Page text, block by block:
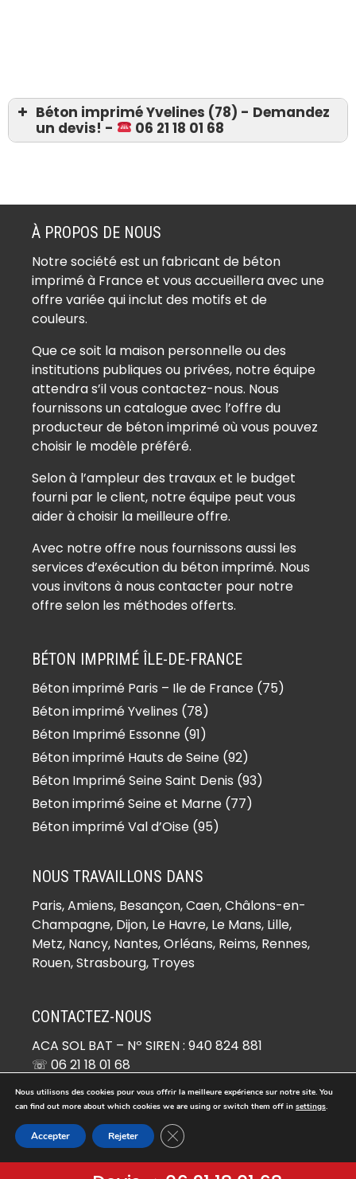
Béton imprimé Yvelines (78) - Demandez
un devis! -
06 21 18 01 68
Béton imprimé Ablis (78660)
Béton imprimé Achères (78260)
Béton imprimé Adainville (78113)
Béton imprimé Aigremont (78240)
Béton imprimé Allainville (78660)
Béton imprimé Andelu (78770)
Béton imprimé Arnouville-lès-
Mantes (78790)
Béton imprimé Aubergenville
(78410)
Béton imprimé Auffargis (78610)
Béton imprimé Auffreville-Brasseuil
(78930)
Béton imprimé Aulnay-sur-Mauldre
Béton imprimé Auteuil (78770)
Béton imprimé Autouillet (78770)
Béton imprimé Bailly (78870)
Béton imprimé Bazemont (78580)
Béton imprimé Bazoches-sur-
Guyonne (78490)
Béton imprimé Béhoust (78910)
Béton imprimé Bennecourt (78270)
Béton imprimé Beynes (78650)
Béton imprimé Blaru (78270)
Béton imprimé Boinville-en-Mantois
(78930)
(78660)
Béton imprimé Bois-d’Arcy (78390)
Béton imprimé Boissets (78910)
Béton imprimé Boissy-Mauvoisin
(78490)
Béton imprimé Bonnelles (78830)
Béton imprimé Bonnières-sur-Seine
(78270)
Béton imprimé Bouafle (78410)
Béton imprimé Bougival (78380)
Béton imprimé Bourdonné (78113)
À PROPOS DE NOUS
Notre société est un fabricant de béton
imprimé à France et vous accueillera avec une
offre variée qui inclut des motifs et de
couleurs.
Que ce soit la maison personnelle ou des
institutions publiques ou privées, notre équipe
attendra s’il vous contactez-nous. Nous
fournissons un catalogue avec l’offre du
producteur de béton imprimé où vous pouvez
choisir le modèle préféré.
Selon à l’ampleur des travaux et le budget
fourni par le client, notre équipe peut vous
aider à choisir la meilleure offre.
Avec notre offre nous fournissons aussi les
services d’exécution du béton imprimé. Nous
vous invitons à nous contacter pour notre
offre selon les méthodes offerts.
BÉTON IMPRIMÉ ÎLE-DE-FRANCE
Béton imprimé Paris – Ile de France (75)
Béton imprimé Yvelines (78)
Béton Imprimé Essonne (91)
Béton imprimé Hauts de Seine (92)
Béton Imprimé Seine Saint Denis (93)
Beton imprimé Seine et Marne (77)
Béton imprimé Val d’Oise (95)
NOUS TRAVAILLONS DANS
Paris,Amiens, Besançon, Caen, Châlons-en-
Champagne, Dijon, Le Havre, Le Mans, Lille,
Metz, Nancy, Nantes, Orléans, Reims, Rennes,
Rouen, Strasbourg, Troyes
CONTACTEZ-NOUS
ACA SOL BAT – Nº SIREN : 940 824 881
☏ 06 21 18 01 68
26 RUE DE COCAGNE 95670 MARLY-LA-VILLE
© Copyright 2026 -Béton Imprimé
Nous utilisons des cookies pour vous offrir la meilleure expérience sur notre site. You
can find out more about which cookies we are using or switch them off in settings.
Accepter Rejeter Fermer la bannière des cookies